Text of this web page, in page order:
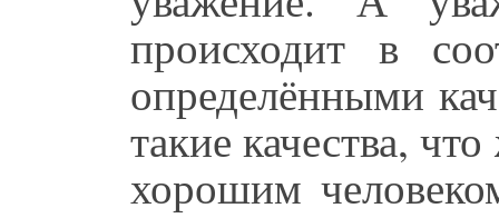
происходит в
определёнными
такие качества,
хорошим